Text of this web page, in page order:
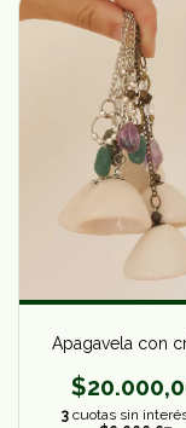
Apagavela con
3 cuotas sin